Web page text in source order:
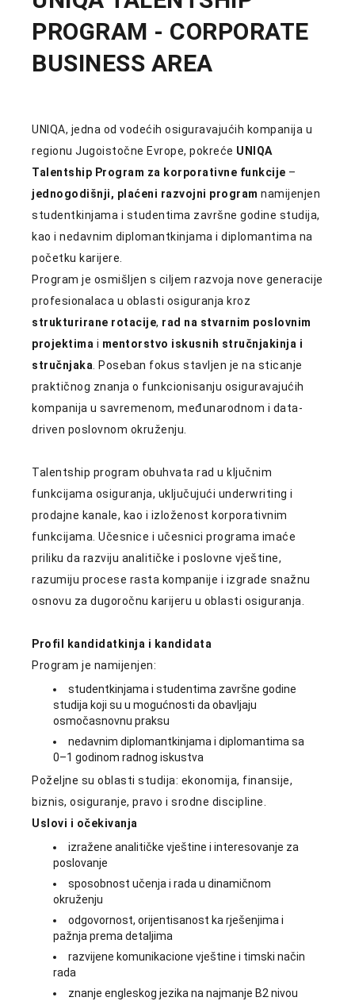
PROGRAM - CORPORATE
BUSINESS AREA
UNIQA, jedna od vodećih osiguravajućih kompanija u
regionu Jugoistočne Evrope, pokreće UNIQA
Talentship Program za korporativne funkcije –
jednogodišnji, plaćeni razvojni program namijenjen
studentkinjama i studentima završne godine studija,
kao i nedavnim diplomantkinjama i diplomantima na
početku karijere.
Program je osmišljen s ciljem razvoja nove generacije
profesionalaca u oblasti osiguranja kroz
strukturirane rotacije, rad na stvarnim poslovnim
projektima i mentorstvo iskusnih stručnjakinja i
stručnjaka . Poseban fokus stavljen je na sticanje
praktičnog znanja o funkcionisanju osiguravajućih
kompanija u savremenom, međunarodnom i data-
driven poslovnom okruženju.
Talentship program obuhvata rad u ključnim
funkcijama osiguranja, uključujući underwriting i
prodajne kanale, kao i izloženost korporativnim
funkcijama. Učesnice i učesnici programa imaće
priliku da razviju analitičke i poslovne vještine,
razumiju procese rasta kompanije i izgrade snažnu
osnovu za dugoročnu karijeru u oblasti osiguranja.
Profil kandidatkinja i kandidata
Program je namijenjen:
studentkinjama i studentima završne godine
studija koji su u mogućnosti da obavljaju
osmočasnovnu praksu
nedavnim diplomantkinjama i diplomantima sa
0–1 godinom radnog iskustva
Poželjne su oblasti studija: ekonomija, finansije,
biznis, osiguranje, pravo i srodne discipline.
Uslovi i očekivanja
izražene analitičke vještine i interesovanje za
poslovanje
sposobnost učenja i rada u dinamičnom
okruženju
odgovornost, orijentisanost ka rješenjima i
pažnja prema detaljima
razvijene komunikacione vještine i timski način
rada
znanje engleskog jezika na najmanje B2 nivou